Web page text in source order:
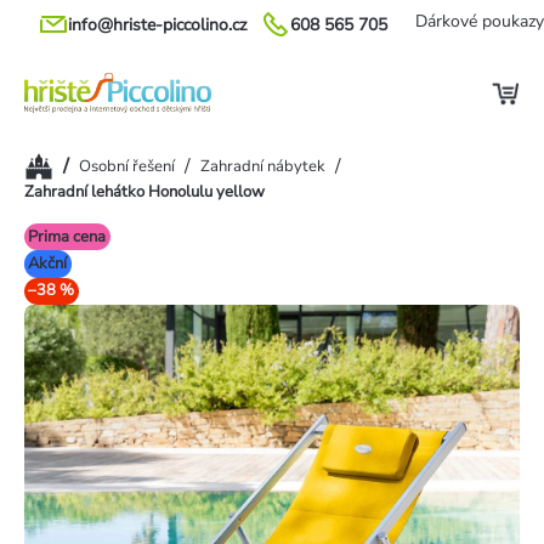
Přejít
608 565 705
info@hriste-piccolino.cz Dárkové poukazy
Domů/ Osobní řešení / Zahradní nábytek /
Zahradní lehátko Honolulu yellow
Prima cena
Akční
–38 %